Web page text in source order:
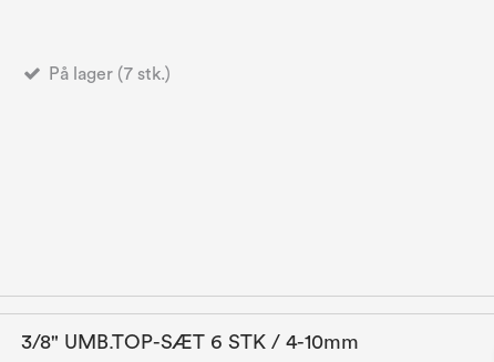
På lager (7 stk.)
3/8" UMB.TOP-SÆT 6 STK / 4-10mm